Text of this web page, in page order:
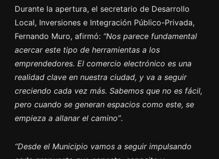
Durante la apertura, el secretario de Desarrollo
Local, Inversiones e Integración Público-Privada,
Fernando Muro, afirmó: “Nos parece fundamental
acercar este tipo de herramientas a los
emprendedores. El comercio electrónico es una
realidad clave en nuestra ciudad, y va a seguir
creciendo cada vez más. Sabemos que no es fácil,
pero cuando se generan espacios como este, se
empieza a allanar el camino”.
“Desde el Municipio vamos a seguir impulsando